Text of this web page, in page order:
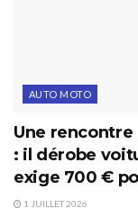
AUTO MOTO
Une
: il dérobe
exige 700 €
1 JUILLET 2026